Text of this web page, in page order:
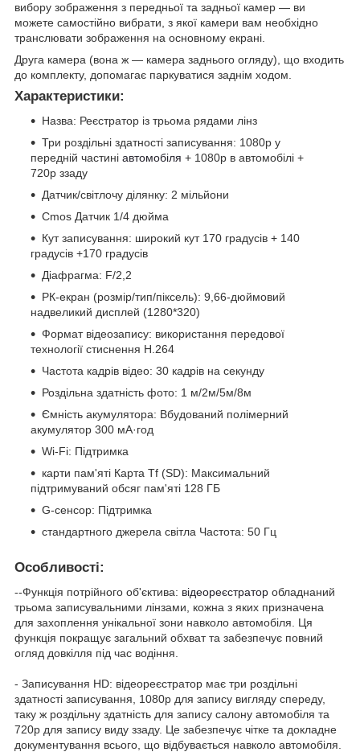
вибору зображення з передньої та задньої камер — ви
можете самостійно вибрати, з якої камери вам необхідно
транслювати зображення на основному екрані.
Друга камера (вона ж — камера заднього огляду), що входить
до комплекту, допомагає паркуватися заднім ходом.
Характеристики:
Назва: Реєстратор із трьома рядами лінз
Три роздільні здатності записування: 1080p у
передній частині автомобіля + 1080p в автомобілі +
720p ззаду
Датчик/світлочу ділянку: 2 мільйони
Cmos Датчик 1/4 дюйма
Кут записування: широкий кут 170 градусів + 140
градусів +170 градусів
Діафрагма: F/2,2
РК-екран (розмір/тип/піксель): 9,66-дюймовий
надвеликий дисплей (1280*320)
Формат відеозапису: використання передової
технології стиснення H.264
Частота кадрів відео: 30 кадрів на секунду
Роздільна здатність фото: 1 м/2м/5м/8м
Ємність акумулятора: Вбудований полімерний
акумулятор 300 мА·год
Wi-Fi: Підтримка
карти пам'яті Карта Tf (SD): Максимальний
підтримуваний обсяг пам'яті 128 ГБ
G-сенсор: Підтримка
стандартного джерела світла Частота: 50 Гц
Особливості:
--Функція потрійного об'єктива: відеореєстратор обладнаний
трьома записувальними лінзами, кожна з яких призначена
для захоплення унікальної зони навколо автомобіля. Ця
функція покращує загальний обхват та забезпечує повний
огляд довкілля під час водіння.
- Записування HD: відеореєстратор має три роздільні
здатності записування, 1080p для запису вигляду спереду,
таку ж роздільну здатність для запису салону автомобіля та
720p для запису виду ззаду. Це забезпечує чітке та докладне
документування всього, що відбувається навколо автомобіля.